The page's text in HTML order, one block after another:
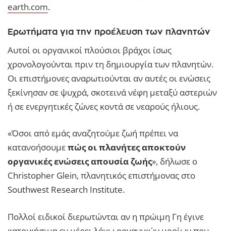
earth.com.
Ερωτήματα για την προέλευση των πλανητών
Αυτοί οι οργανικοί πλούσιοι βράχοι ίσως
χρονολογούνται πριν τη δημιουργία των πλανητών.
Οι επιστήμονες αναρωτιούνται αν αυτές οι ενώσεις
ξεκίνησαν σε ψυχρά, σκοτεινά νέφη μεταξύ αστεριών
ή σε ενεργητικές ζώνες κοντά σε νεαρούς ήλιους.
«Όσοι από εμάς αναζητούμε ζωή πρέπει να
κατανοήσουμεπώς οι πλανήτες αποκτούν
οργανικές ενώσεις απουσία ζωής», δήλωσε ο
Christopher Glein, πλανητικός επιστήμονας στο
Southwest Research Institute.
Πολλοί ειδικοί διερωτώνται αν η πρώιμη Γη έγινε